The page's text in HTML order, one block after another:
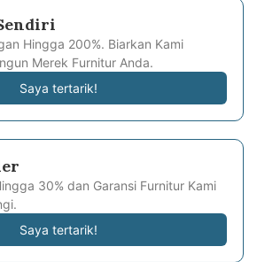
Hingga 200%. Biarkan Kami
Merek Furnitur Anda.
Saya tertarik!
30% dan Garansi Furnitur Kami
Saya tertarik!